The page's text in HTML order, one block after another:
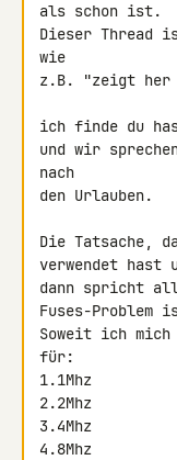
als schon ist.
Dieser Thread
wie
z.B. "zeigt her
ich finde du
und wir
nach
den Urlauben.
Die Tatsache,
verwendet hast
dann spricht
Fuses-Problem
Soweit ich
für:
1.1Mhz
2.2Mhz
3.4Mhz
4.8Mhz